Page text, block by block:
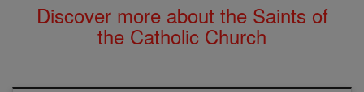
Discover more about the Saints of
the Catholic Church